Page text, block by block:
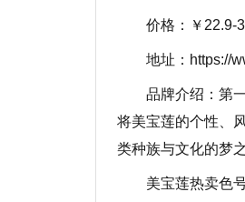
价格：￥22.9-
地址：https://
品牌介绍：第
将美宝莲的个性、
类种族与文化的梦
美宝莲热卖色